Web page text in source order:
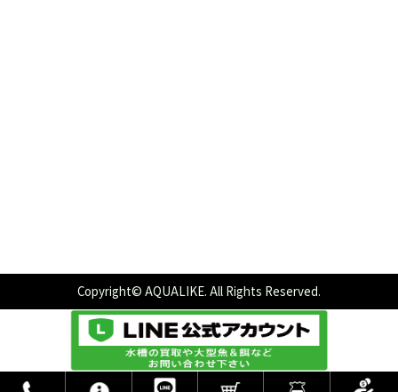
Copyright© AQUALIKE. All Rights Reserved.